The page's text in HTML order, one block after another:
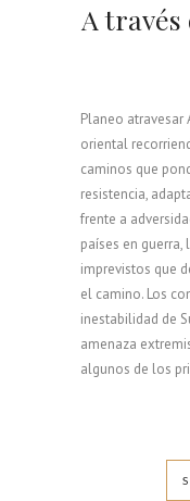
A
Planeo atravesar
oriental
caminos que
resistencia,
frente a
países en
imprevistos que
el camino. Los
inestabilidad de
amenaza
algunos de los